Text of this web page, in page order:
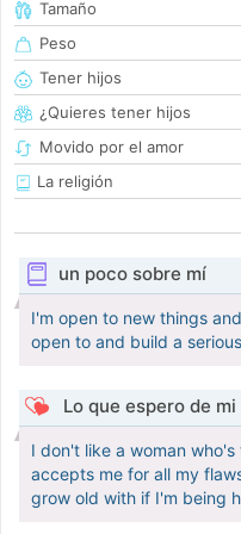
Tamaño
Peso
Tener hijos
¿Quieres tener hijos
Movido por el amor
La religión
un poco sobre mí
I'm open to new things
open to and build a
Lo que espero de
I don't like a woman
accepts me for all my
grow old with if I'm being